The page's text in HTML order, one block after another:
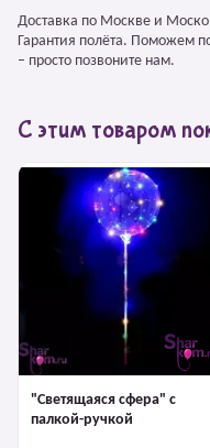
Доставка по Москве и
Гарантия полёта. Поможем
– просто позвоните нам.
С этим товаром
"Светящаяся сфера" с
палкой-ручкой